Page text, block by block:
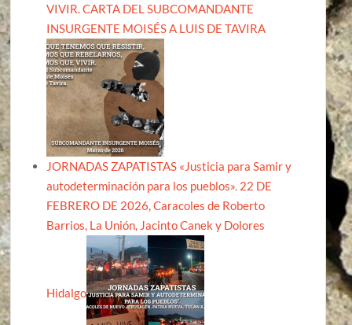
VIVIR. CARTA DEL SUBCOMANDANTE
INSURGENTE MOISÉS A LUIS DE TAVIRA
JORNADAS ZAPATISTAS «Justicia para Samir y
autodeterminación para los pueblos». 22 DE
FEBRERO DE 2026, Caracoles de Roberto
Barrios, La Unión, Jacinto Canek y Dolores
Hidalgo